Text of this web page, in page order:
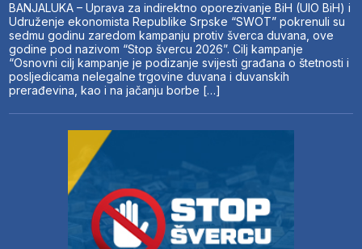
BANJALUKA – Uprava za indirektno oporezivanje BiH (UIO BiH) i
Udruženje ekonomista Republike Srpske “SWOT” pokrenuli su
sedmu godinu zaredom kampanju protiv šverca duvana, ove
godine pod nazivom “Stop švercu 2026”. Cilj kampanje
“Osnovni cilj kampanje je podizanje svijesti građana o štetnosti i
posljedicama nelegalne trgovine duvana i duvanskih
prerađevina, kao i na jačanju borbe […]